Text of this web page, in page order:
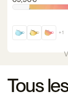
+ 1
Tous